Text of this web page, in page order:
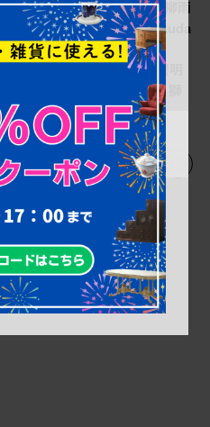
【骨董買取】人間国宝 柳雨
軒 三代 徳田八十吉(Tokuda
Yasokichi/徳田正彦
(Masahiko)) 九谷焼 碧明
釉 香炉(三つ脚、彩釉、獅
子)を買取りました。
幅：0㎜
奥行：0㎜
高さ：0㎜